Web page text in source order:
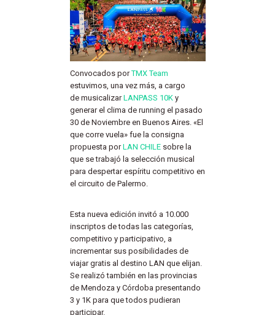
Convocados porTMX Team
estuvimos, una vez más, a cargo
de musicalizarLANPASS 10K y
generar el clima de running el pasado
30 de Noviembre en Buenos Aires. «El
que corre vuela» fue la consigna
propuesta porLAN CHILE sobre la
que se trabajó la selección musical
para despertar espíritu competitivo en
el circuito de Palermo.
Esta nueva edición invitó a 10.000
inscriptos de todas las categorías,
competitivo y participativo, a
incrementar sus posibilidades de
viajar gratis al destino LAN que elijan.
Se realizó también en las provincias
de Mendoza y Córdoba presentando
3 y 1K para que todos pudieran
participar.